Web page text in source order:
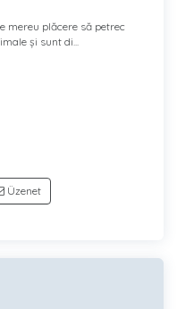
mereu plăcere să petrec
și sunt di...
Üzenet